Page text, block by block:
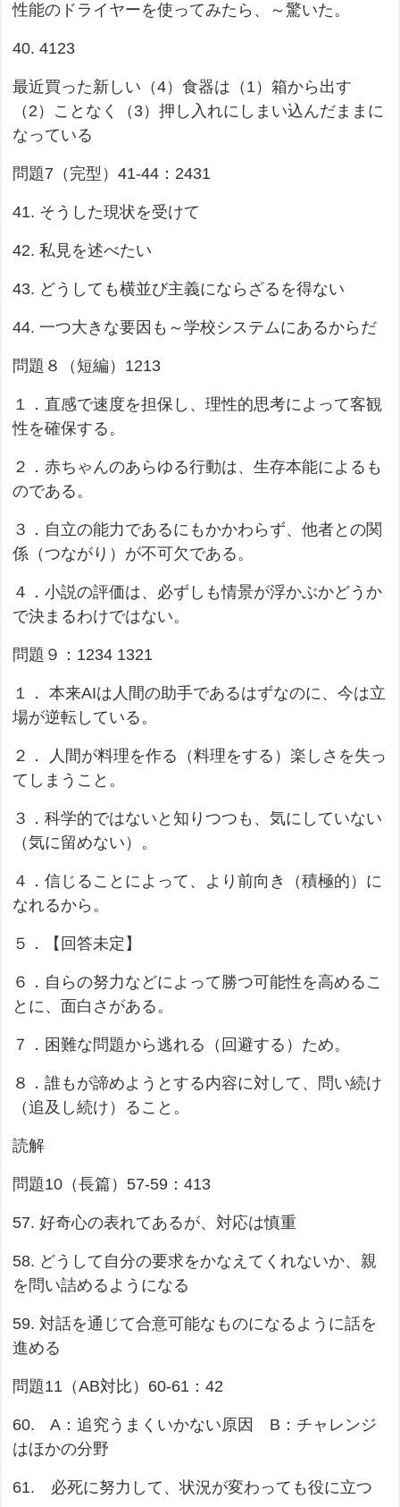
性能のドライヤーを使ってみたら、～驚いた。
40. 4123
最近買った新しい（4）食器は（1）箱から出す
（2）ことなく（3）押し入れにしまい込んだままに
なっている
問題7（完型）41-44：2431
41. そうした現状を受けて
42. 私見を述べたい
43. どうしても横並び主義にならざるを得ない
44. 一つ大きな要因も～学校システムにあるからだ
問題８（短編）1213
１．直感で速度を担保し、理性的思考によって客観
性を確保する。
２．赤ちゃんのあらゆる行動は、生存本能によるも
のである。
３．自立の能力であるにもかかわらず、他者との関
係（つながり）が不可欠である。
４．小説の評価は、必ずしも情景が浮かぶかどうか
で決まるわけではない。
問題９：1234 1321
１． 本来AIは人間の助手であるはずなのに、今は立
場が逆転している。
２． 人間が料理を作る（料理をする）楽しさを失っ
てしまうこと。
３．科学的ではないと知りつつも、気にしていない
（気に留めない）。
４．信じることによって、より前向き（積極的）に
なれるから。
５．【回答未定】
６．自らの努力などによって勝つ可能性を高めるこ
とに、面白さがある。
７．困難な問題から逃れる（回避する）ため。
８．誰もが諦めようとする内容に対して、問い続け
（追及し続け）ること。
読解
問題10（長篇）57-59：413
57. 好奇心の表れてあるが、対応は慎重
58. どうして自分の要求をかなえてくれないか、親
を問い詰めるようになる
59. 対話を通じて合意可能なものになるように話を
進める
問題11（AB対比）60-61：42
60. A：追究うまくいかない原因 B：チャレンジ
はほかの分野
61. 必死に努力して、状況が変わっても役に立つ